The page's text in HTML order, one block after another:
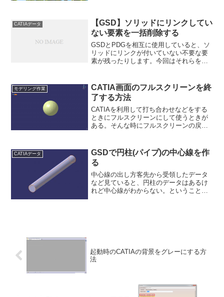
CATIAデータ
【GSD】ソリッドにリンクしてい
ない要素を一括削除する
GSDとPDGを相互に使用していると、ソ
リッドにリンクが付いていない不要な要
素が残ったりします。今回はそれらを一
と黄色枠の円柱のデータがあります。球
にはソリッドのクロ...
モデリング作業
CATIA画面のフルスクリーンを終
了する方法
CATIAを利用して打ち合わせなどをする
ときにフルスクリーンにして使うときが
ある。そんな時にフルスクリーンの戻り
け出せたりするが、CATIAは少し特殊
だ。フルスクリーン...
CATIAデータ
GSDで円柱(パイプ)の中心線を作
る
中心線の出し方客先から受領したデータ
など見ていると、円柱のデータはあるけ
れど中心線がわからない。ということが
起動時のCATIAの背景をグレーにする方
法